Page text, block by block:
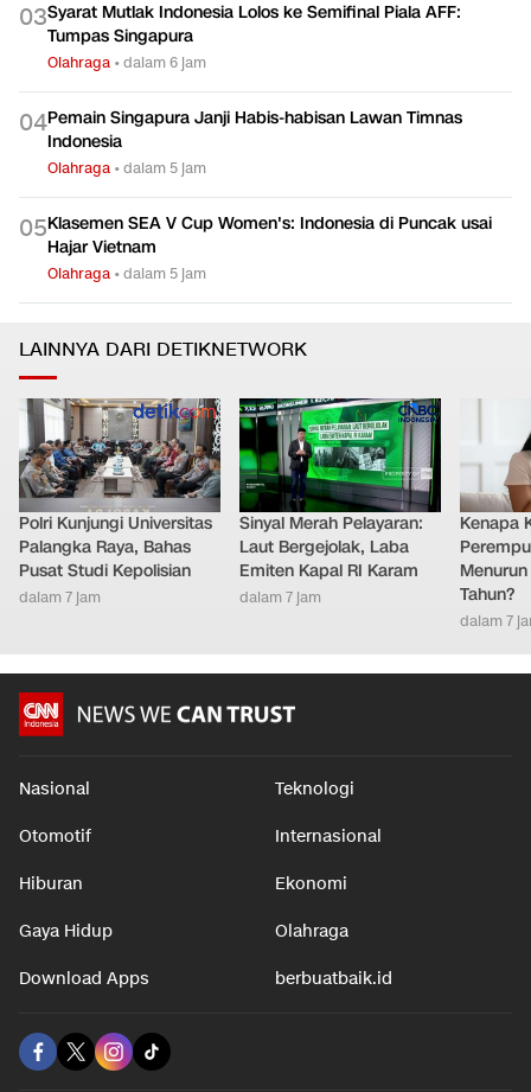
03Syarat Mutlak Indonesia Lolos ke Semifinal Piala AFF:
Tumpas Singapura
Olahraga •dalam 6 jam
04Pemain Singapura Janji Habis-habisan Lawan Timnas
Indonesia
Olahraga •dalam 5 jam
05Klasemen SEA V Cup Women's: Indonesia di Puncak usai
Hajar Vietnam
Olahraga •dalam 5 jam
LAINNYA DARI DETIKNETWORK
Polri Kunjungi Universitas
Palangka Raya, Bahas
Pusat Studi Kepolisian
dalam 7 jam
Sinyal Merah Pelayaran:
Laut Bergejolak, Laba
Emiten Kapal RI Karam
dalam 7 jam
Kenapa
Tahun?
dalam 7
Nasional Teknologi
Otomotif Internasional
Hiburan Ekonomi
Gaya Hidup Olahraga
Download Apps berbuatbaik.id